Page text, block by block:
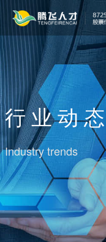
行 业 动 态
Industry trends